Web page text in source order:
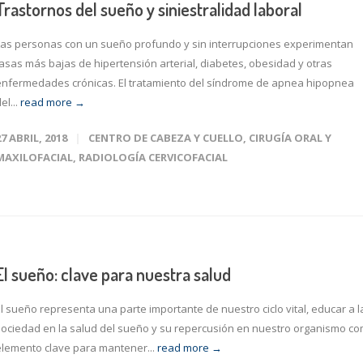
del sueño y siniestralidad laboral
personas con un sueño profundo y sin interrupciones experimentan
más bajas de hipertensión arterial, diabetes, obesidad y otras
crónicas. El tratamiento del síndrome de apnea hipopnea
read more →
ABRIL, 2018 CENTRO DE CABEZA Y CUELLO, CIRUGÍA ORAL Y
, RADIOLOGÍA CERVICOFACIAL
sueño: clave para nuestra salud
sueño representa una parte importante de nuestro ciclo vital, educar a
en la salud del sueño y su repercusión en nuestro organismo
clave para mantener... read more →